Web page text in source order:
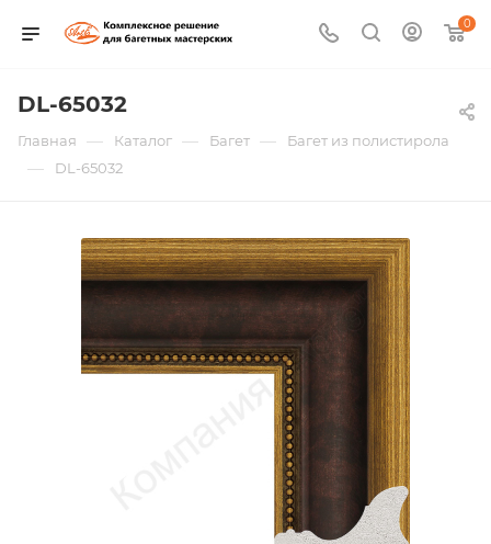
0
DL-65032
Главная — Каталог — Багет — Багет из полистирола
— DL-65032